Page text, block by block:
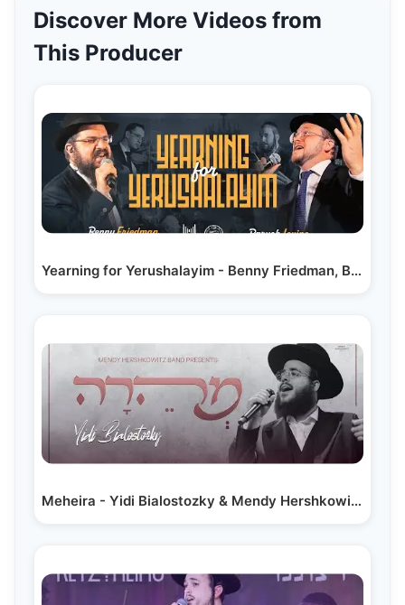
Discover More Videos from
This Producer
Yearning for Yerushalayim - Benny Friedman, Baruch…
Meheira - Yidi Bialostozky & Mendy Hershkowitz Band…